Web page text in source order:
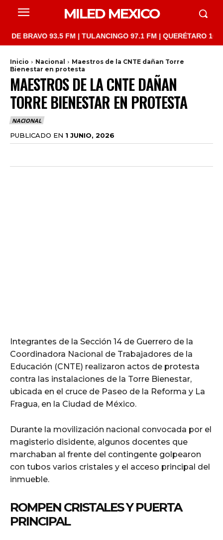
MILED MEXICO
93.5 FM | TULANCINGO 97.1 FM | QUERÉTARO 103.1
Inicio Nacional
Maestros de la CNTE dañan Torre
Bienestar en protesta
MAESTROS DE LA CNTE DAÑAN
TORRE BIENESTAR EN PROTESTA
NACIONAL
PUBLICADO EN 1 JUNIO, 2026
Integrantes de la Sección 14 de Guerrero de la
Coordinadora Nacional de Trabajadores de la
Educación (CNTE) realizaron actos de protesta
contra las instalaciones de la Torre Bienestar,
ubicada en el cruce de Paseo de la Reforma y La
Fragua, en la Ciudad de México.
Durante la movilización nacional convocada por el
magisterio disidente, algunos docentes que
marchaban al frente del contingente golpearon
con tubos varios cristales y el acceso principal del
inmueble.
ROMPEN CRISTALES Y PUERTA
PRINCIPAL